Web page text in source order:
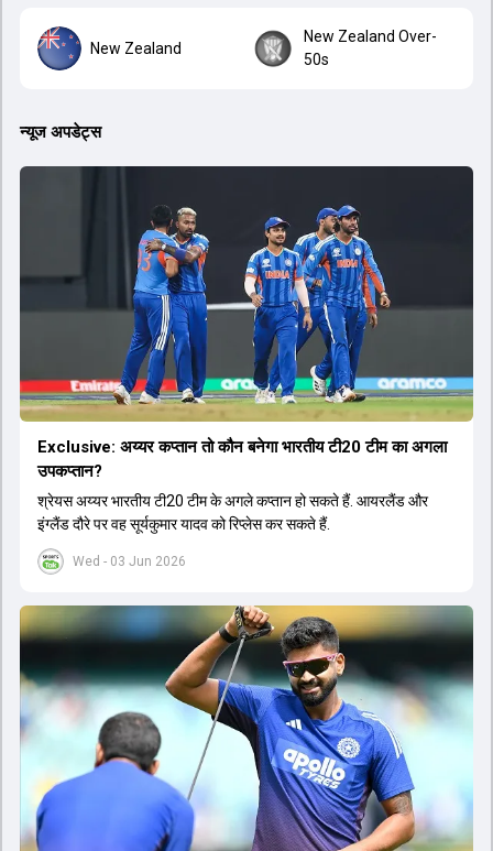
New Zealand
New Zealand Over-
50s
न्यूज अपडेट्स
Wed - 03 Jun 2026
Exclusive: अय्यर कप्तान तो कौन बनेगा भारतीय टी20 टीम का अगला
उपकप्तान?
श्रेयस अय्यर भारतीय टी20 टीम के अगले कप्तान हो सकते हैं. आयरलैंड और
इंग्लैंड दौरे पर वह सूर्यकुमार यादव को रिप्लेस कर सकते हैं.